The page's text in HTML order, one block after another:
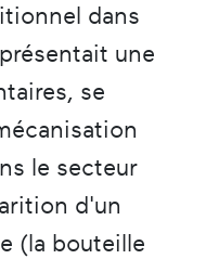
dans
une
se
le secteur
d'un
(la bouteille